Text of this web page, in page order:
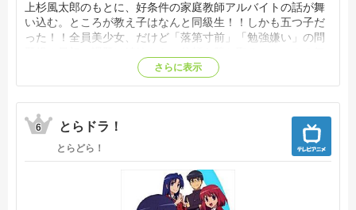
上杉風太郎のもとに、好条件の家庭教師アルバイトの話が舞
い込む。ところが教え子はなんと同級生！！しかも五つ子だ
った！！全員美少女、だけど「落第寸前」「勉強嫌い」の問
日がお祭り騒ぎ！中野家の五つ子が贈る、かわいさ500％の
さらに表示
6 とらドラ！
とらどら！